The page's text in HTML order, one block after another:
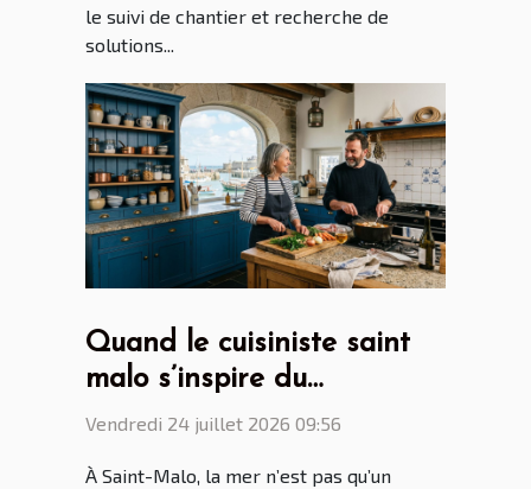
le suivi de chantier et recherche de
solutions...
Quand le cuisiniste saint
malo s’inspire du
patrimoine maritime
Vendredi 24 juillet 2026 09:56
À Saint-Malo, la mer n’est pas qu’un